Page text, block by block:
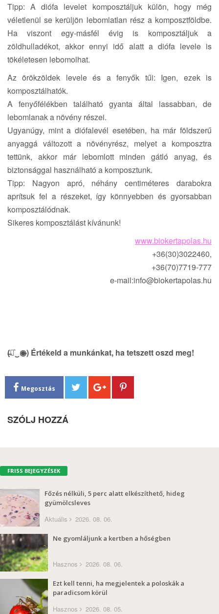
Tipp: A diófa levelet komposztáljuk külön, hogy még
véletlenül se kerüljön lebomlatlan rész a komposztföldbe.
Ha viszont egy-másfél évig is komposztáljuk a
zöldhulladékot, akkor ennyi idő alatt a diófa levele is
tökéletesen lebomolhat.
Az örökzöldek levele és a fenyők tűi: Igen, ezek is
komposztálhatók.
A fenyőfélékben található gyanta által lassabban, de
lebomlanak a növény részei.
Ugyanúgy, mint a diófalevél esetében, ha már földszerű
anyaggá változott a növényrész, melyet a komposztra
tettünk, akkor már lebomlott minden gátló anyag, és
biztonsággal használható a komposztunk.
Tipp: Nagyon apró, néhány centiméteres darabokra
aprítsuk fel a részeket, így könnyebben és gyorsabban
komposztálódnak.
Sikeres komposztálást kívánunk!
www.biokertapolas.hu
+36(30)3022460,
+36(70)7719-777
e-mail:info@biokertapolas.hu
(̶◉͛‿◉̶) Értékeld a munkánkat, ha tetszett oszd meg!
Megosztás
SZÓLJ HOZZÁ
FRISS BEJEGYZÉSEK
Főzés nélküli, 5 perc alatt elkészíthető, hideg
gyümölcsleves
Aktuális 2026. 08. 06.
Ne gyomláljunk a kertben a hőségben
Hasznos 2026. 08. 06.
Ezt kell tenni, ha megjelentek a poloskák a
paradicsom körül
Hasznos 2026. 08. 05.